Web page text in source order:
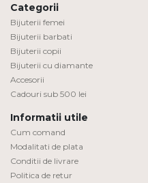
Categorii
Bijuterii femei
Bijuterii barbati
Bijuterii copii
Bijuterii cu diamante
Accesorii
Cadouri sub 500 lei
Informatii utile
Cum comand
Modalitati de plata
Conditii de livrare
Politica de retur